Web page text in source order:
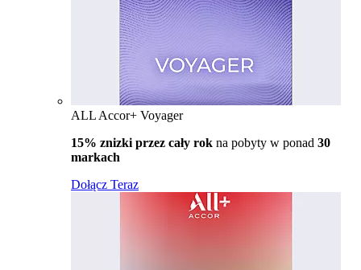
ALL Accor+ Voyager
15% znizki przez cały rok na pobyty w ponad 30
markach
Dołącz Teraz